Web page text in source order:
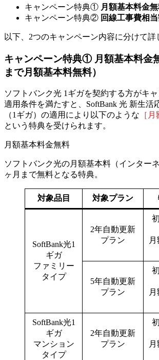
キャンペーン特典① 月額基本料金
キャンペーン特典② 回線工事費相当
以下、2つのキャンペーン内容に分けて詳
キャンペーン特典①月額基本料金
まで月額基本料無料）
ソフトバンク光 1ギガを契約する方がキ
適用条件を満たすと、 SoftBank 光 新生活
（1ギガ）の適用により 以下のような ［
という特典を受けられます。
月額基本料金無料
ソフトバンク光の月額基本料（インター
ヶ月まで無料となる特典。
対象品目 対象プラン
SoftBank光1
ギガ
ファミリー
タイプ
2年自動更新
プラン
5年自動更新
プラン
SoftBank光1
ギガ
マンション
タイプ
2年自動更新
プラン